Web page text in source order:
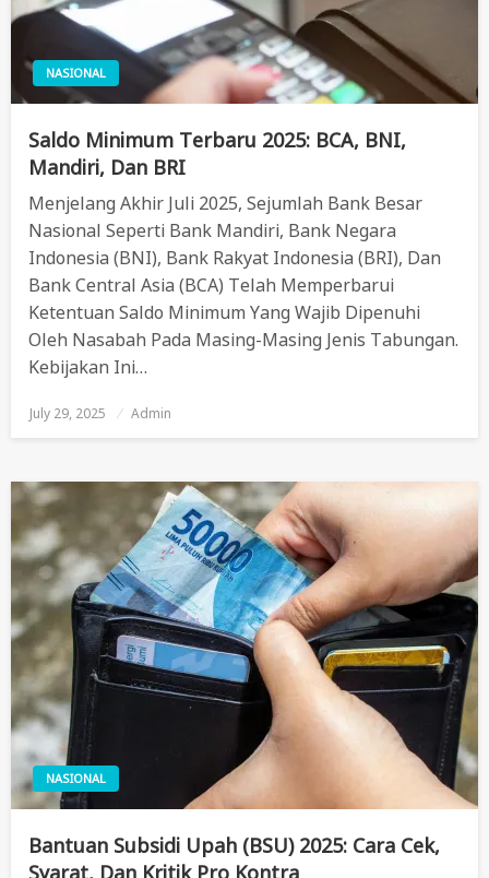
NASIONAL
Saldo Minimum Terbaru 2025: BCA, BNI,
Mandiri, Dan BRI
Menjelang Akhir Juli 2025, Sejumlah Bank Besar
Nasional Seperti Bank Mandiri, Bank Negara
Indonesia (BNI), Bank Rakyat Indonesia (BRI), Dan
Bank Central Asia (BCA) Telah Memperbarui
Ketentuan Saldo Minimum Yang Wajib Dipenuhi
Oleh Nasabah Pada Masing-Masing Jenis Tabungan.
Kebijakan Ini…
Posted
On
July 29, 2025 Admin
NASIONAL
Bantuan Subsidi Upah (BSU) 2025: Cara Cek,
Syarat, Dan Kritik Pro Kontra